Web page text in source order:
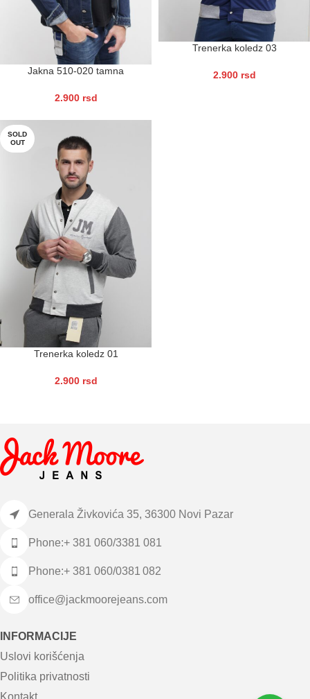
Jakna 510-020 tamna
2.900 rsd
Trenerka koledz 03
2.900 rsd
SOLD
OUT
Trenerka koledz 01
2.900 rsd
Generala Živkovića 35, 36300 Novi Pazar
Phone:+ 381 060/3381 081
Phone:+ 381 060/0381 082
office@jackmoorejeans.com
INFORMACIJE
Uslovi korišćenja
Politika privatnosti